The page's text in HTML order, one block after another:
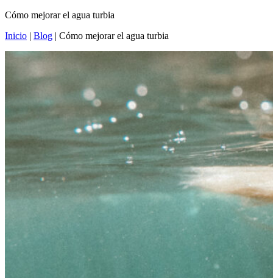
Cómo mejorar el agua turbia
Inicio | Blog | Cómo mejorar el agua turbia